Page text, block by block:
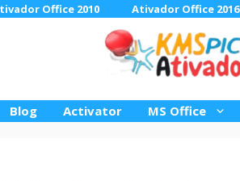
Office 2010 Ativador Office 2016
Blog Activator MS Office